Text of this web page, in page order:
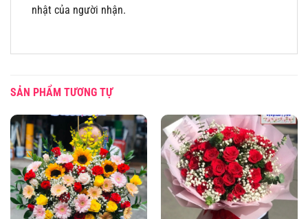
nhật của người nhận.
SẢN PHẨM TƯƠNG TỰ